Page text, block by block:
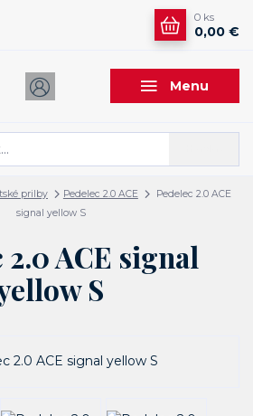
Menu
0 ks
0,00 €
prilby Pedelec 2.0 ACE
Pedelec 2.0 ACE
signal yellow S
2.0 ACE signal
S